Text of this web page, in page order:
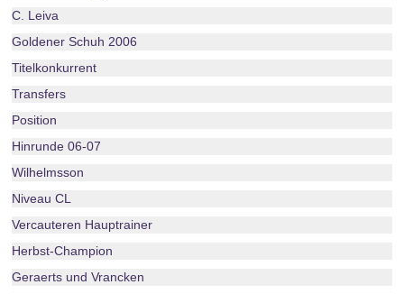
C. Leiva
Goldener Schuh 2006
Titelkonkurrent
Transfers
Position
Hinrunde 06-07
Wilhelmsson
Niveau CL
Vercauteren Hauptrainer
Herbst-Champion
Geraerts und Vrancken